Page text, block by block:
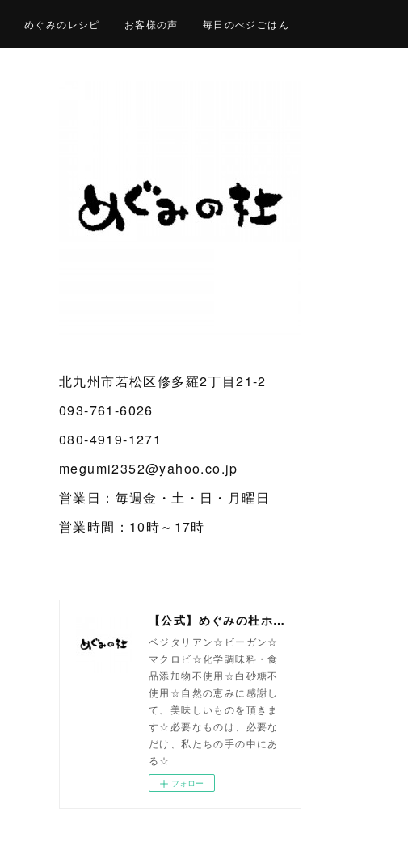
めぐみのレシピ お客様の声 毎日のべジごはん
北九州市若松区修多羅2丁目21-2
093-761-6026
080-4919-1271
megumi2352@yahoo.co.jp
営業日：毎週金・土・日・月曜日
営業時間：10時～17時
【公式】めぐみの杜ホームページ(旧自然食工房）
ベジタリアン☆ビーガン☆
マクロビ☆化学調味料・食
品添加物不使用☆白砂糖不
使用☆自然の恵みに感謝し
て、美味しいものを頂きま
す☆必要なものは、必要な
だけ、私たちの手の中にあ
る☆
フォロー